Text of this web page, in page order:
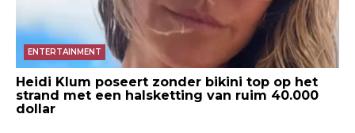
ENTERTAINMENT
Heidi Klum poseert zonder bikini top op het
strand met een halsketting van ruim 40.000
dollar